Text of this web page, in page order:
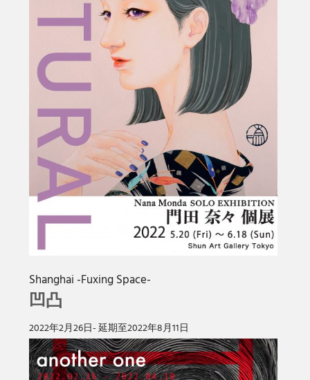
Shanghai -Fuxing Space-
凹凸
2022年2月26日- 延期至2022年8月11日